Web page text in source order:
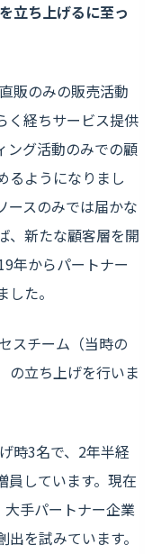
立ち上げるに至っ
販のみの販売活動
く経ちサービス提供
ング活動のみでの顧
るようになりまし
ースのみでは届かな
、新たな顧客層を開
年からパートナー
た。
スチーム（当時の
の立ち上げを行いま
時3名で、2年半経
員しています。現在
手パートナー企業
を試みています。